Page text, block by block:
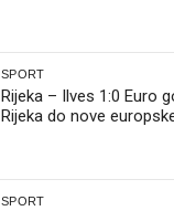
SPORT
Rijeka – Ilves 1:0 Euro
Rijeka do nove
SPORT